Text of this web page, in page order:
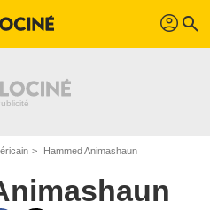
profil search
Hammed Animashaun